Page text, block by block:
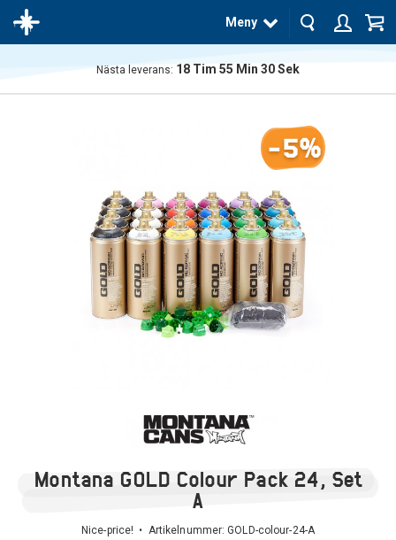
Meny
Nästa leverans: 18 Tim 55 Min 30Sek
-5%
Montana GOLD Colour Pack 24, Set
A
Nice-price! • Artikelnummer:GOLD-colour-24-A